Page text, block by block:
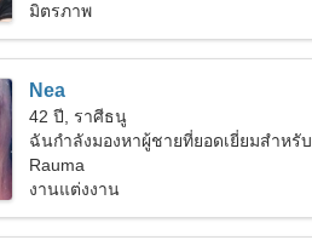
มิตรภาพ
Nea
42 ปี, ราศีธนู
ฉันกำลังมองหาผู้ชายที่ยอดเยี่ยมสำหรับ
ครอบครัว
Rauma
งานแต่งงาน